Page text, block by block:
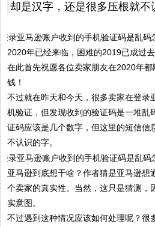
却是汉字，还是很多压根就不
2020年已经来临，困难的2019已成过去
在此首先祝愿各位卖家朋友在2020年
钱！
不过就在昨天和今天，很多卖家在登录
机验证，但发现收到的验证码是一堆乱
证码应该是几个数字，但这里的短信信
不认识的字。
亚马逊到底想干啥？作者猜是亚马逊想
个卖家的真实性。当然，这只是猜测，
实意图。
不过遇到这种情况应该如何处理呢？很